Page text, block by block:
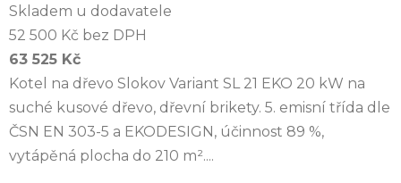
Skladem u dodavatele
52 500 Kč bez DPH
63 525 Kč
Kotel na dřevo Slokov Variant SL 21 EKO 20 kW na
suché kusové dřevo, dřevní brikety. 5. emisní třída dle
ČSN EN 303-5 a EKODESIGN, účinnost 89 %,
vytápěná plocha do 210 m²....